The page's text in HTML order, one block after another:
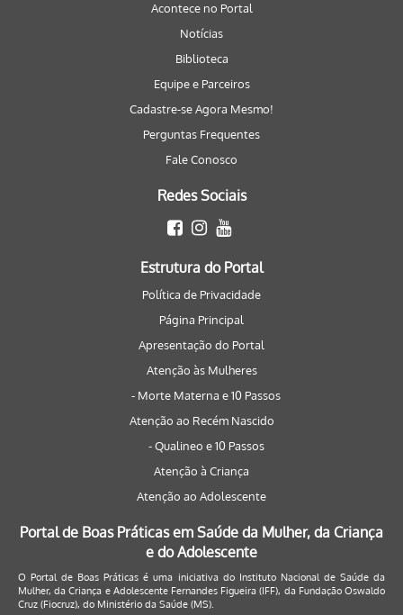
Acontece no Portal
Notícias
Biblioteca
Equipe e Parceiros
Cadastre-se Agora Mesmo!
Perguntas Frequentes
Fale Conosco
Redes Sociais
Estrutura do Portal
Política de Privacidade
Página Principal
Apresentação do Portal
Atenção às Mulheres
- Morte Materna e 10 Passos
Atenção ao Recém Nascido
- Qualineo e 10 Passos
Atenção à Criança
Atenção ao Adolescente
Portal de Boas Práticas em Saúde da Mulher, da Criança
e do Adolescente
O Portal de Boas Práticas é uma iniciativa do Instituto Nacional de Saúde da
Mulher, da Criança e Adolescente Fernandes Figueira (IFF), da Fundação Oswaldo
Cruz (Fiocruz), do Ministério da Saúde (MS).